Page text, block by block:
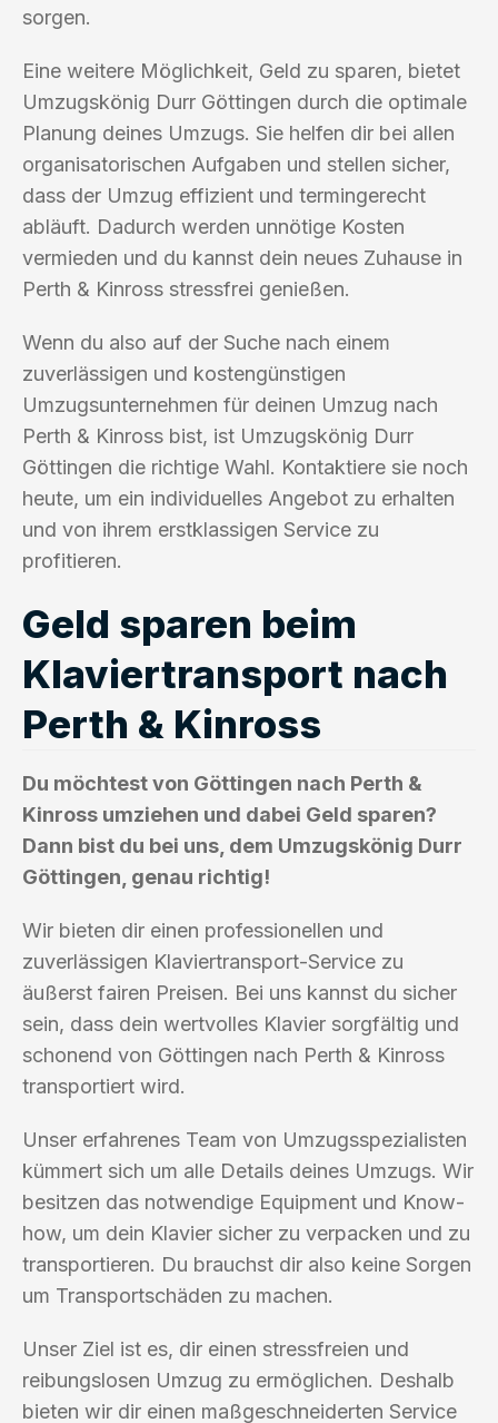
sorgen.
Eine weitere Möglichkeit, Geld zu sparen, bietet
Umzugskönig Durr Göttingen durch die optimale
Planung deines Umzugs. Sie helfen dir bei allen
organisatorischen Aufgaben und stellen sicher,
dass der Umzug effizient und termingerecht
abläuft. Dadurch werden unnötige Kosten
vermieden und du kannst dein neues Zuhause in
Perth & Kinross stressfrei genießen.
Wenn du also auf der Suche nach einem
zuverlässigen und kostengünstigen
Umzugsunternehmen für deinen Umzug nach
Perth & Kinross bist, ist Umzugskönig Durr
Göttingen die richtige Wahl. Kontaktiere sie noch
heute, um ein individuelles Angebot zu erhalten
und von ihrem erstklassigen Service zu
profitieren.
Geld sparen beim
Klaviertransport nach
Perth & Kinross
Du möchtest von Göttingen nach Perth &
Kinross umziehen und dabei Geld sparen?
Dann bist du bei uns, dem Umzugskönig Durr
Göttingen, genau richtig!
Wir bieten dir einen professionellen und
zuverlässigen Klaviertransport-Service zu
äußerst fairen Preisen. Bei uns kannst du sicher
sein, dass dein wertvolles Klavier sorgfältig und
schonend von Göttingen nach Perth & Kinross
transportiert wird.
Unser erfahrenes Team von Umzugsspezialisten
kümmert sich um alle Details deines Umzugs. Wir
besitzen das notwendige Equipment und Know-
how, um dein Klavier sicher zu verpacken und zu
transportieren. Du brauchst dir also keine Sorgen
um Transportschäden zu machen.
Unser Ziel ist es, dir einen stressfreien und
reibungslosen Umzug zu ermöglichen. Deshalb
bieten wir dir einen maßgeschneiderten Service